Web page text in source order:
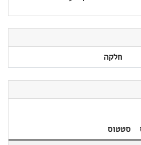
חלקה
סטטוס